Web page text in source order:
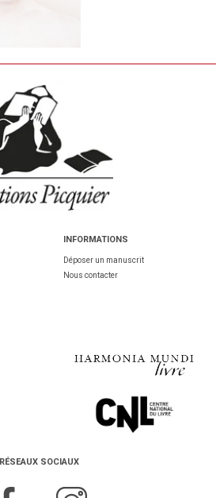
INFORMATIONS
Déposer un manuscrit
Nous contacter
RÉSEAUX SOCIAUX